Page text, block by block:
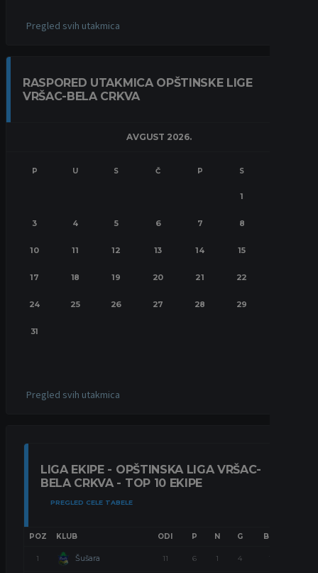
Pregled svih utakmica
RASPORED UTAKMICA OPŠTINSKE LIGE
VRŠAC-BELA CRKVA
AVGUST 2026.
P U S Č P S
1
3 4 5 6 7 8
10 11 12 13 14 15
17 18 19 20 21 22
24 25 26 27 28 29
31
Pregled svih utakmica
LIGA EKIPE - OPŠTINSKA LIGA VRŠAC-
BELA CRKVA - TOP 10 EKIPE
PREGLED CELE TABELE
POZ KLUB ODI P N G BOD
1 Šušara 11 6 1 4